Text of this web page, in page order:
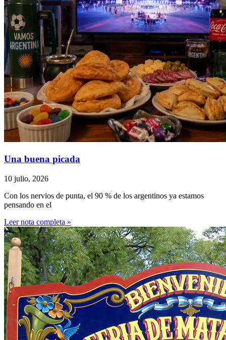
Una buena picada
10 julio, 2026
Con los nervios de punta, el 90 % de los argentinos ya estamos
pensando en el
Leer nota completa »